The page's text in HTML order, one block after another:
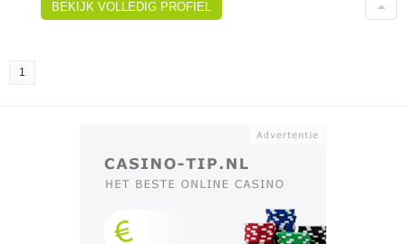
BEKIJK VOLLEDIG PROFIEL
1